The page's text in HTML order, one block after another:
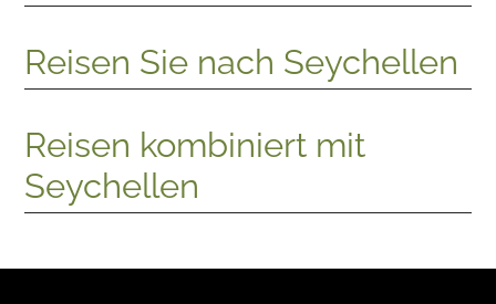
Reisen Sie nach Seychellen
Reisen kombiniert mit
Seychellen